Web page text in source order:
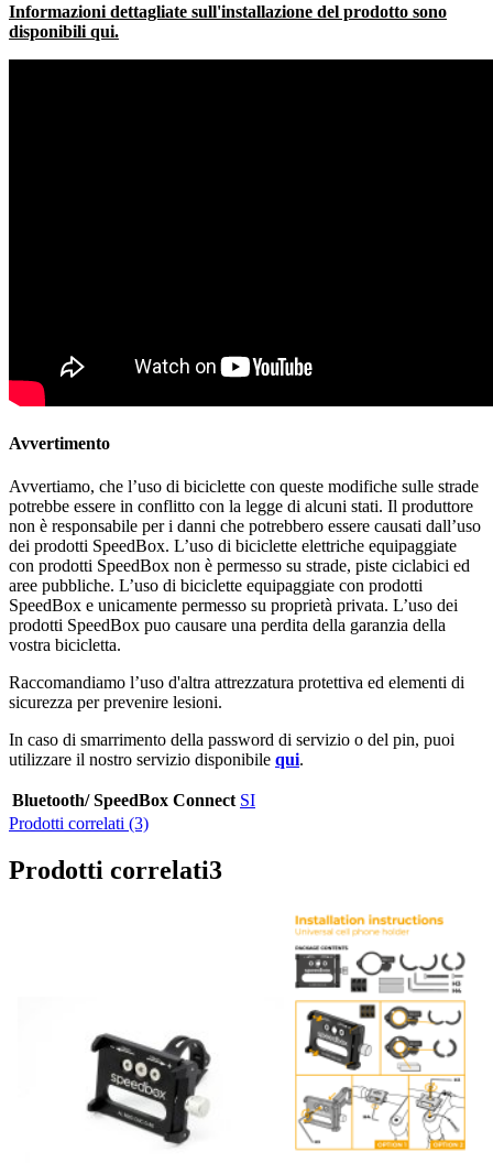
Informazioni dettagliate sull'installazione del prodotto sono
disponibili qui.
Avvertimento
Avvertiamo, che l’uso di biciclette con queste modifiche sulle strade
potrebbe essere in conflitto con la legge di alcuni stati. Il produttore
non è responsabile per i danni che potrebbero essere causati dall’uso
dei prodotti SpeedBox. L’uso di biciclette elettriche equipaggiate
con prodotti SpeedBox non è permesso su strade, piste ciclabici ed
aree pubbliche. L’uso di biciclette equipaggiate con prodotti
SpeedBox e unicamente permesso su proprietà privata. L’uso dei
prodotti SpeedBox puo causare una perdita della garanzia della
vostra bicicletta.
Raccomandiamo l’uso d'altra attrezzatura protettiva ed elementi di
sicurezza per prevenire lesioni.
In caso di smarrimento della password di servizio o del pin, puoi
utilizzare il nostro servizio disponibile qui.
Bluetooth/ SpeedBox Connect SI
Prodotti correlati (3)
Prodotti correlati3